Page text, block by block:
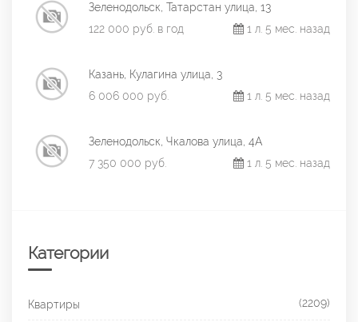
Зеленодольск, Татарстан улица, 13
122 000 руб. в год
1 л. 5 мес. назад
Казань, Кулагина улица, 3
6 006 000 руб.
1 л. 5 мес. назад
Зеленодольск, Чкалова улица, 4А
7 350 000 руб.
1 л. 5 мес. назад
Категории
Квартиры (2209)